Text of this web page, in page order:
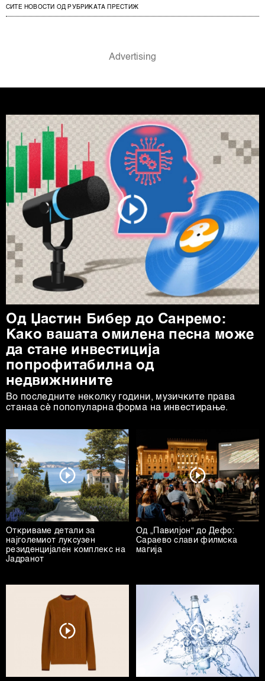
СИТЕ НОВОСТИ ОД РУБРИКАТА ПРЕСТИЖ
Од Џастин Бибер до Санремо:
Како вашата омилена песна може
да стане инвестиција
попрофитабилна од
недвижнините
Во последните неколку години, музичките права
станаа сè попопуларна форма на инвестирање.
Откриваме детали за
најголемиот луксузен
резиденцијален комплекс на
Јадранот
Од „Павилјон“ до Дефо:
Сараево слави филмска
магија